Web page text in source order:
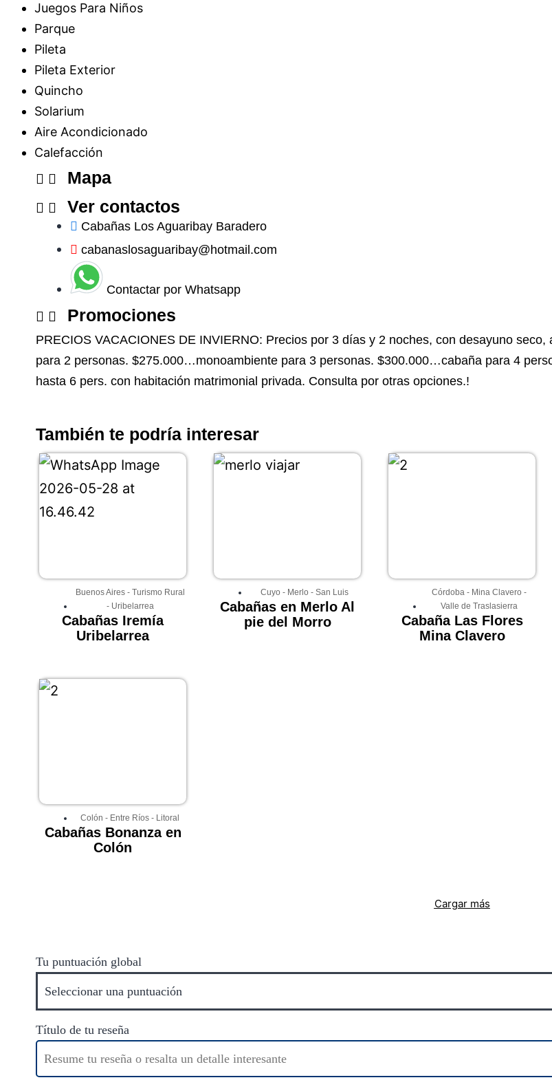
Juegos Para Niños
Parque
Pileta
Pileta Exterior
Quincho
Solarium
Aire Acondicionado
Calefacción
Mapa
Ver contactos
Cabañas Los Aguaribay Baradero
cabanaslosaguaribay@hotmail.com
Contactar por Whatsapp
Promociones
PRECIOS VACACIONES DE INVIERNO: Precios por 3 días y 2 noches, con desayuno
para 2 personas. $275.000…monoambiente para 3 personas. $300.000…cabaña para 4
hasta 6 pers. con habitación matrimonial privada. Consulta por otras opciones.!
También te podría interesar
Buenos Aires- Turismo Rural
- Uribelarrea
Cabañas Iremía
Uribelarrea
Cuyo - Merlo - San Luis
Cabañas en Merlo Al
pie del Morro
Córdoba - Mina Clavero -
Valle de Traslasierra
Cabaña Las Flores
Mina Clavero
Colón - Entre Ríos - Litoral
Cabañas Bonanza en
Colón
Cargar más
Tu puntuación global
Título de tu reseña